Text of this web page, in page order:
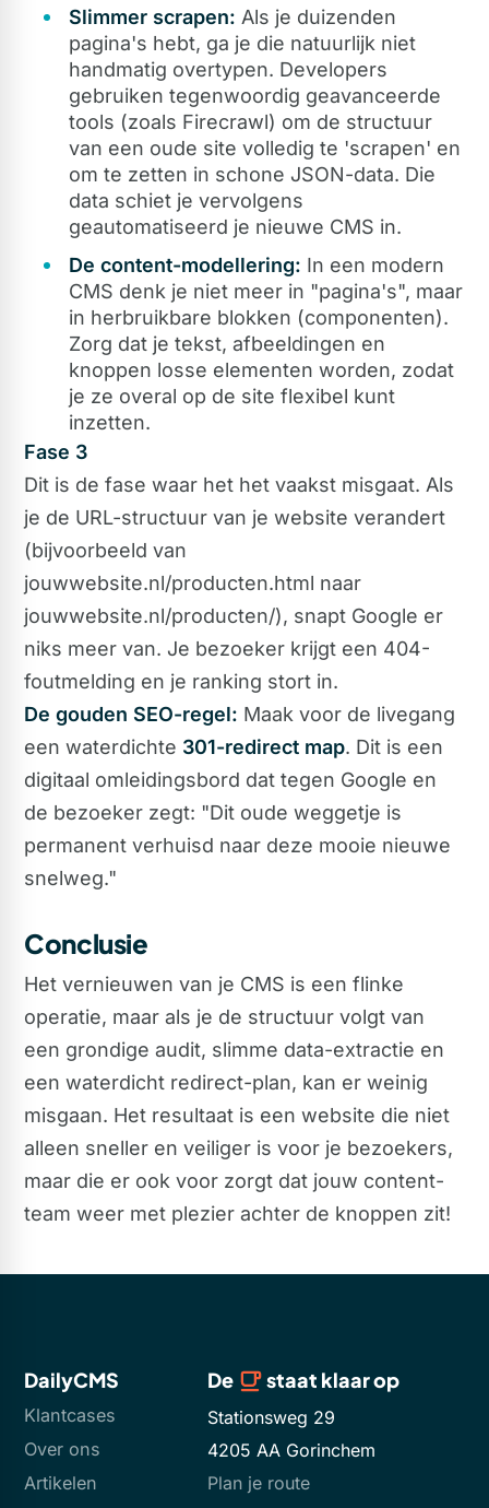
Slimmer scrapen: Als je duizenden
pagina's hebt, ga je die natuurlijk niet
handmatig overtypen. Developers
gebruiken tegenwoordig geavanceerde
tools (zoals Firecrawl) om de structuur
van een oude site volledig te 'scrapen' en
om te zetten in schone JSON-data. Die
data schiet je vervolgens
geautomatiseerd je nieuwe CMS in.
De content-modellering: In een modern
CMS denk je niet meer in "pagina's", maar
in herbruikbare blokken (componenten).
Zorg dat je tekst, afbeeldingen en
knoppen losse elementen worden, zodat
je ze overal op de site flexibel kunt
inzetten.
Fase 3
Dit is de fase waar het het vaakst misgaat. Als
je de URL-structuur van je website verandert
(bijvoorbeeld van
jouwwebsite.nl/producten.html naar
jouwwebsite.nl/producten/), snapt Google er
niks meer van. Je bezoeker krijgt een 404-
foutmelding en je ranking stort in.
De gouden SEO-regel: Maak voor de livegang
een waterdichte 301-redirect map. Dit is een
digitaal omleidingsbord dat tegen Google en
de bezoeker zegt: "Dit oude weggetje is
permanent verhuisd naar deze mooie nieuwe
snelweg."
Conclusie
Het vernieuwen van je CMS is een flinke
operatie, maar als je de structuur volgt van
een grondige audit, slimme data-extractie en
een waterdicht redirect-plan, kan er weinig
misgaan. Het resultaat is een website die niet
alleen sneller en veiliger is voor je bezoekers,
maar die er ook voor zorgt dat jouw content-
team weer met plezier achter de knoppen zit!
DailyCMS
Klantcases
Over ons
Artikelen
De staat klaar op
Stationsweg 29
4205 AA Gorinchem
Plan je route